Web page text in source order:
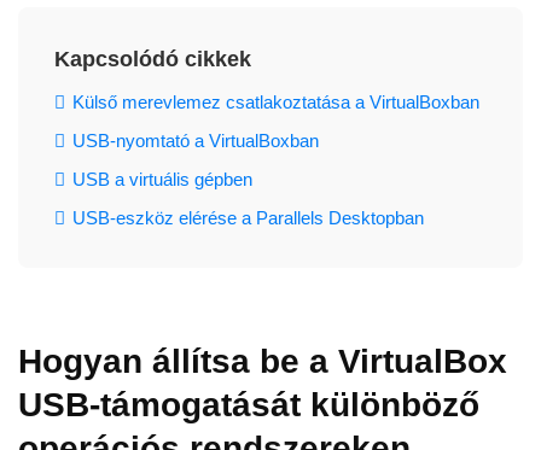
Kapcsolódó cikkek
Külső merevlemez csatlakoztatása a VirtualBoxban
USB-nyomtató a VirtualBoxban
USB a virtuális gépben
USB-eszköz elérése a Parallels Desktopban
Hogyan állítsa be a VirtualBox
USB-támogatását különböző